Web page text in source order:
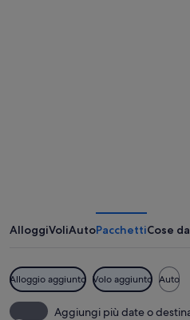
AlloggiVoliAutoPacchettiCose
Alloggio aggiunto Volo aggiunto Auto
Aggiungi più date o